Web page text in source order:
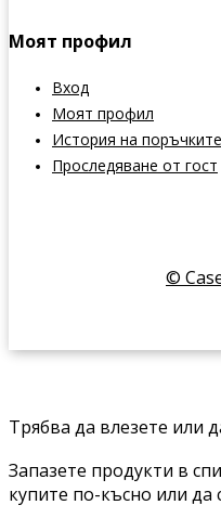
Моят профил
Вход
Моят профил
История на поръчките
Проследяване от гост
©
Трябва да влезете или
Запазете продукти в
купите по-късно или да